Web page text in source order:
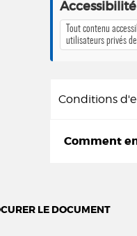
Accessibilité
Tout contenu
utilisateurs privés
Conditions
Comment
LE DOCUMENT